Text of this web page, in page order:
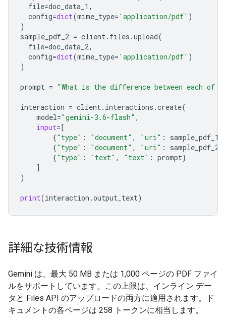
file=doc_data_1 ,
config=dict(mime_type= 'application/pdf' )
)
sample_pdf_2 = client. files .upload(
file=doc_data_2,
config=dict(mime_type= 'application/pdf' )
)
prompt = "What is the difference between each of
interaction = client. interactions .create(
model="gemini-3.6-flash" ,
input=[
{"type" : "document" , "uri" : sample_pdf_1
{"type" : "document" , "uri" : sample_pdf_2
{"type" : "text" , "text" : prompt}
]
)
print(interaction .output_text)
詳細な技術情報
Gemini は、最大 50 MB または 1,000 ページの PDF ファイ
ルをサポートしています。この上限は、インライン デー
タと Files API のアップロードの両方に適用されます。ド
キュメントの各ページは 258 トークンに相当します。